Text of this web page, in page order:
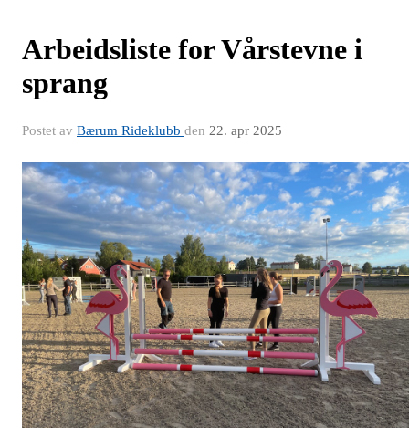
Arbeidsliste for Vårstevne i
sprang
Postet av Bærum Rideklubb den 22. apr 2025